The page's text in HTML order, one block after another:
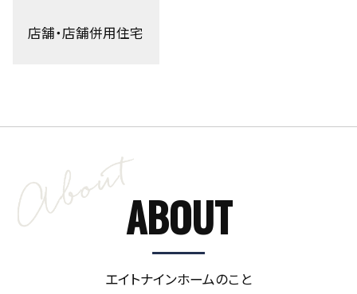
店舗・店舗併用住宅
ABOUT
エイトナインホームのこと